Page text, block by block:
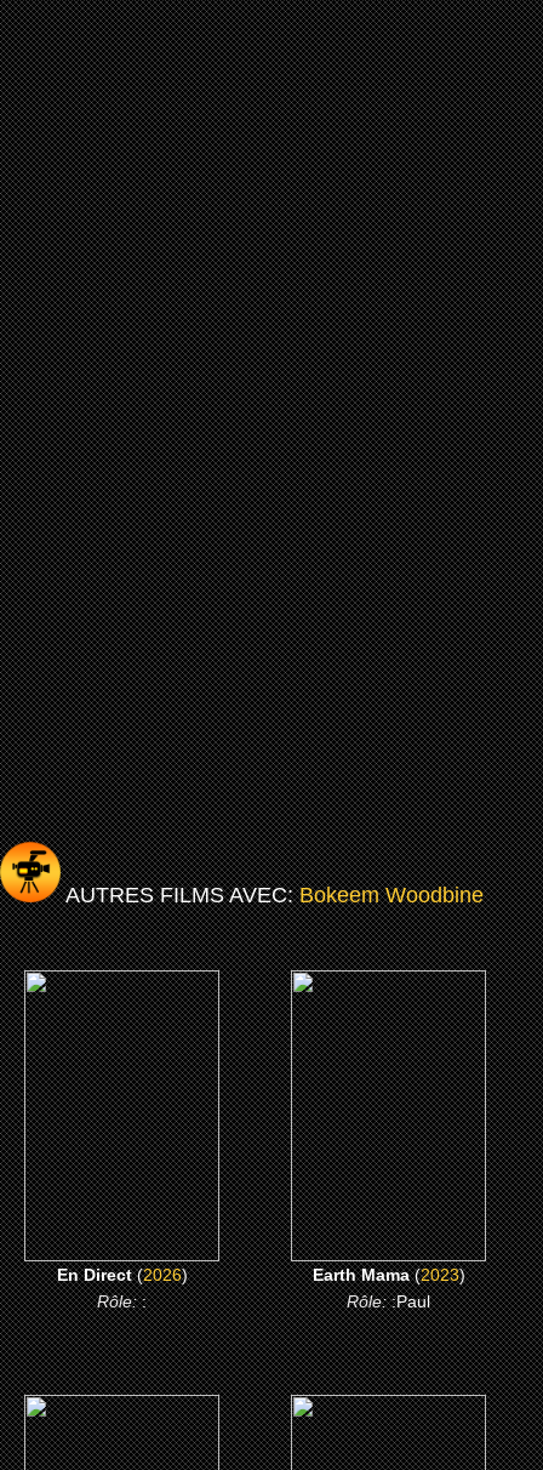
AUTRES FILMS AVEC:Bokeem Woodbine
(2026)
En Direct
CLICK ME
En Direct(2026)
Rôle::
(2023)
Earth Mama
CLICK ME
Earth Mama(2023)
Rôle::Paul
(2018)
Spenser Confidential
(2018)
Overlord